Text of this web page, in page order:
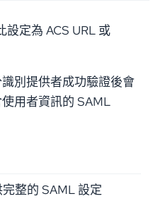
設定為 ACS URL 或
別提供者成功驗證後會
用者資訊的 SAML
整的 SAML 設定